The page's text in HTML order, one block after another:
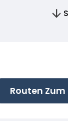
Routen